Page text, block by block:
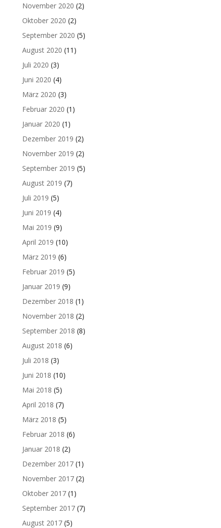
November 2020 (2)
Oktober 2020 (2)
September 2020 (5)
August 2020 (11)
Juli 2020 (3)
Juni 2020 (4)
März 2020 (3)
Februar 2020 (1)
Januar 2020 (1)
Dezember 2019 (2)
November 2019 (2)
September 2019 (5)
August 2019 (7)
Juli 2019 (5)
Juni 2019 (4)
Mai 2019 (9)
April 2019 (10)
März 2019 (6)
Februar 2019 (5)
Januar 2019 (9)
Dezember 2018 (1)
November 2018 (2)
September 2018 (8)
August 2018 (6)
Juli 2018 (3)
Juni 2018 (10)
Mai 2018 (5)
April 2018 (7)
März 2018 (5)
Februar 2018 (6)
Januar 2018 (2)
Dezember 2017(1)
November 2017(2)
Oktober 2017(1)
September 2017(7)
August 2017(5)